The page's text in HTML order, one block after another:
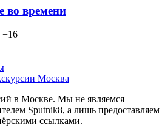
во времени
+16
Москва
в Москве. Мы не являемся
Sputnik8, а лишь предоставляем
ссылками.